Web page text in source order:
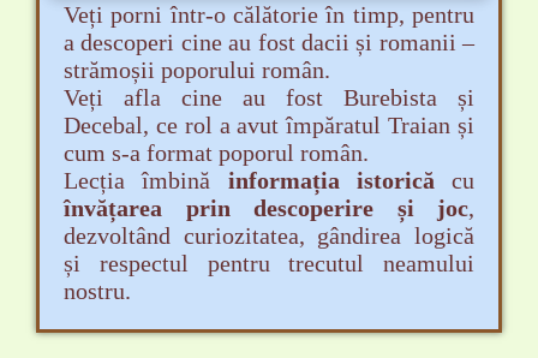
Veți porni într-o călătorie în timp, pentru
a descoperi cine au fost dacii și romanii –
strămoșii poporului român.
Veți afla cine au fost Burebista și
Decebal, ce rol a avut împăratul Traian și
cum s-a format poporul român.
Lecția îmbină informația istoricăcu
învățarea prin descoperire și joc,
dezvoltând curiozitatea, gândirea logică
și respectul pentru trecutul neamului
nostru.